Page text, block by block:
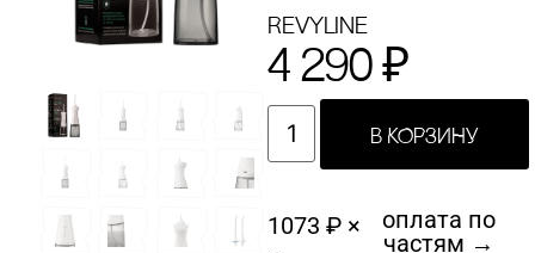
Revyline
4 290 ₽
В КОРЗИНУ
1073 ₽ ×
оплата по
частям →